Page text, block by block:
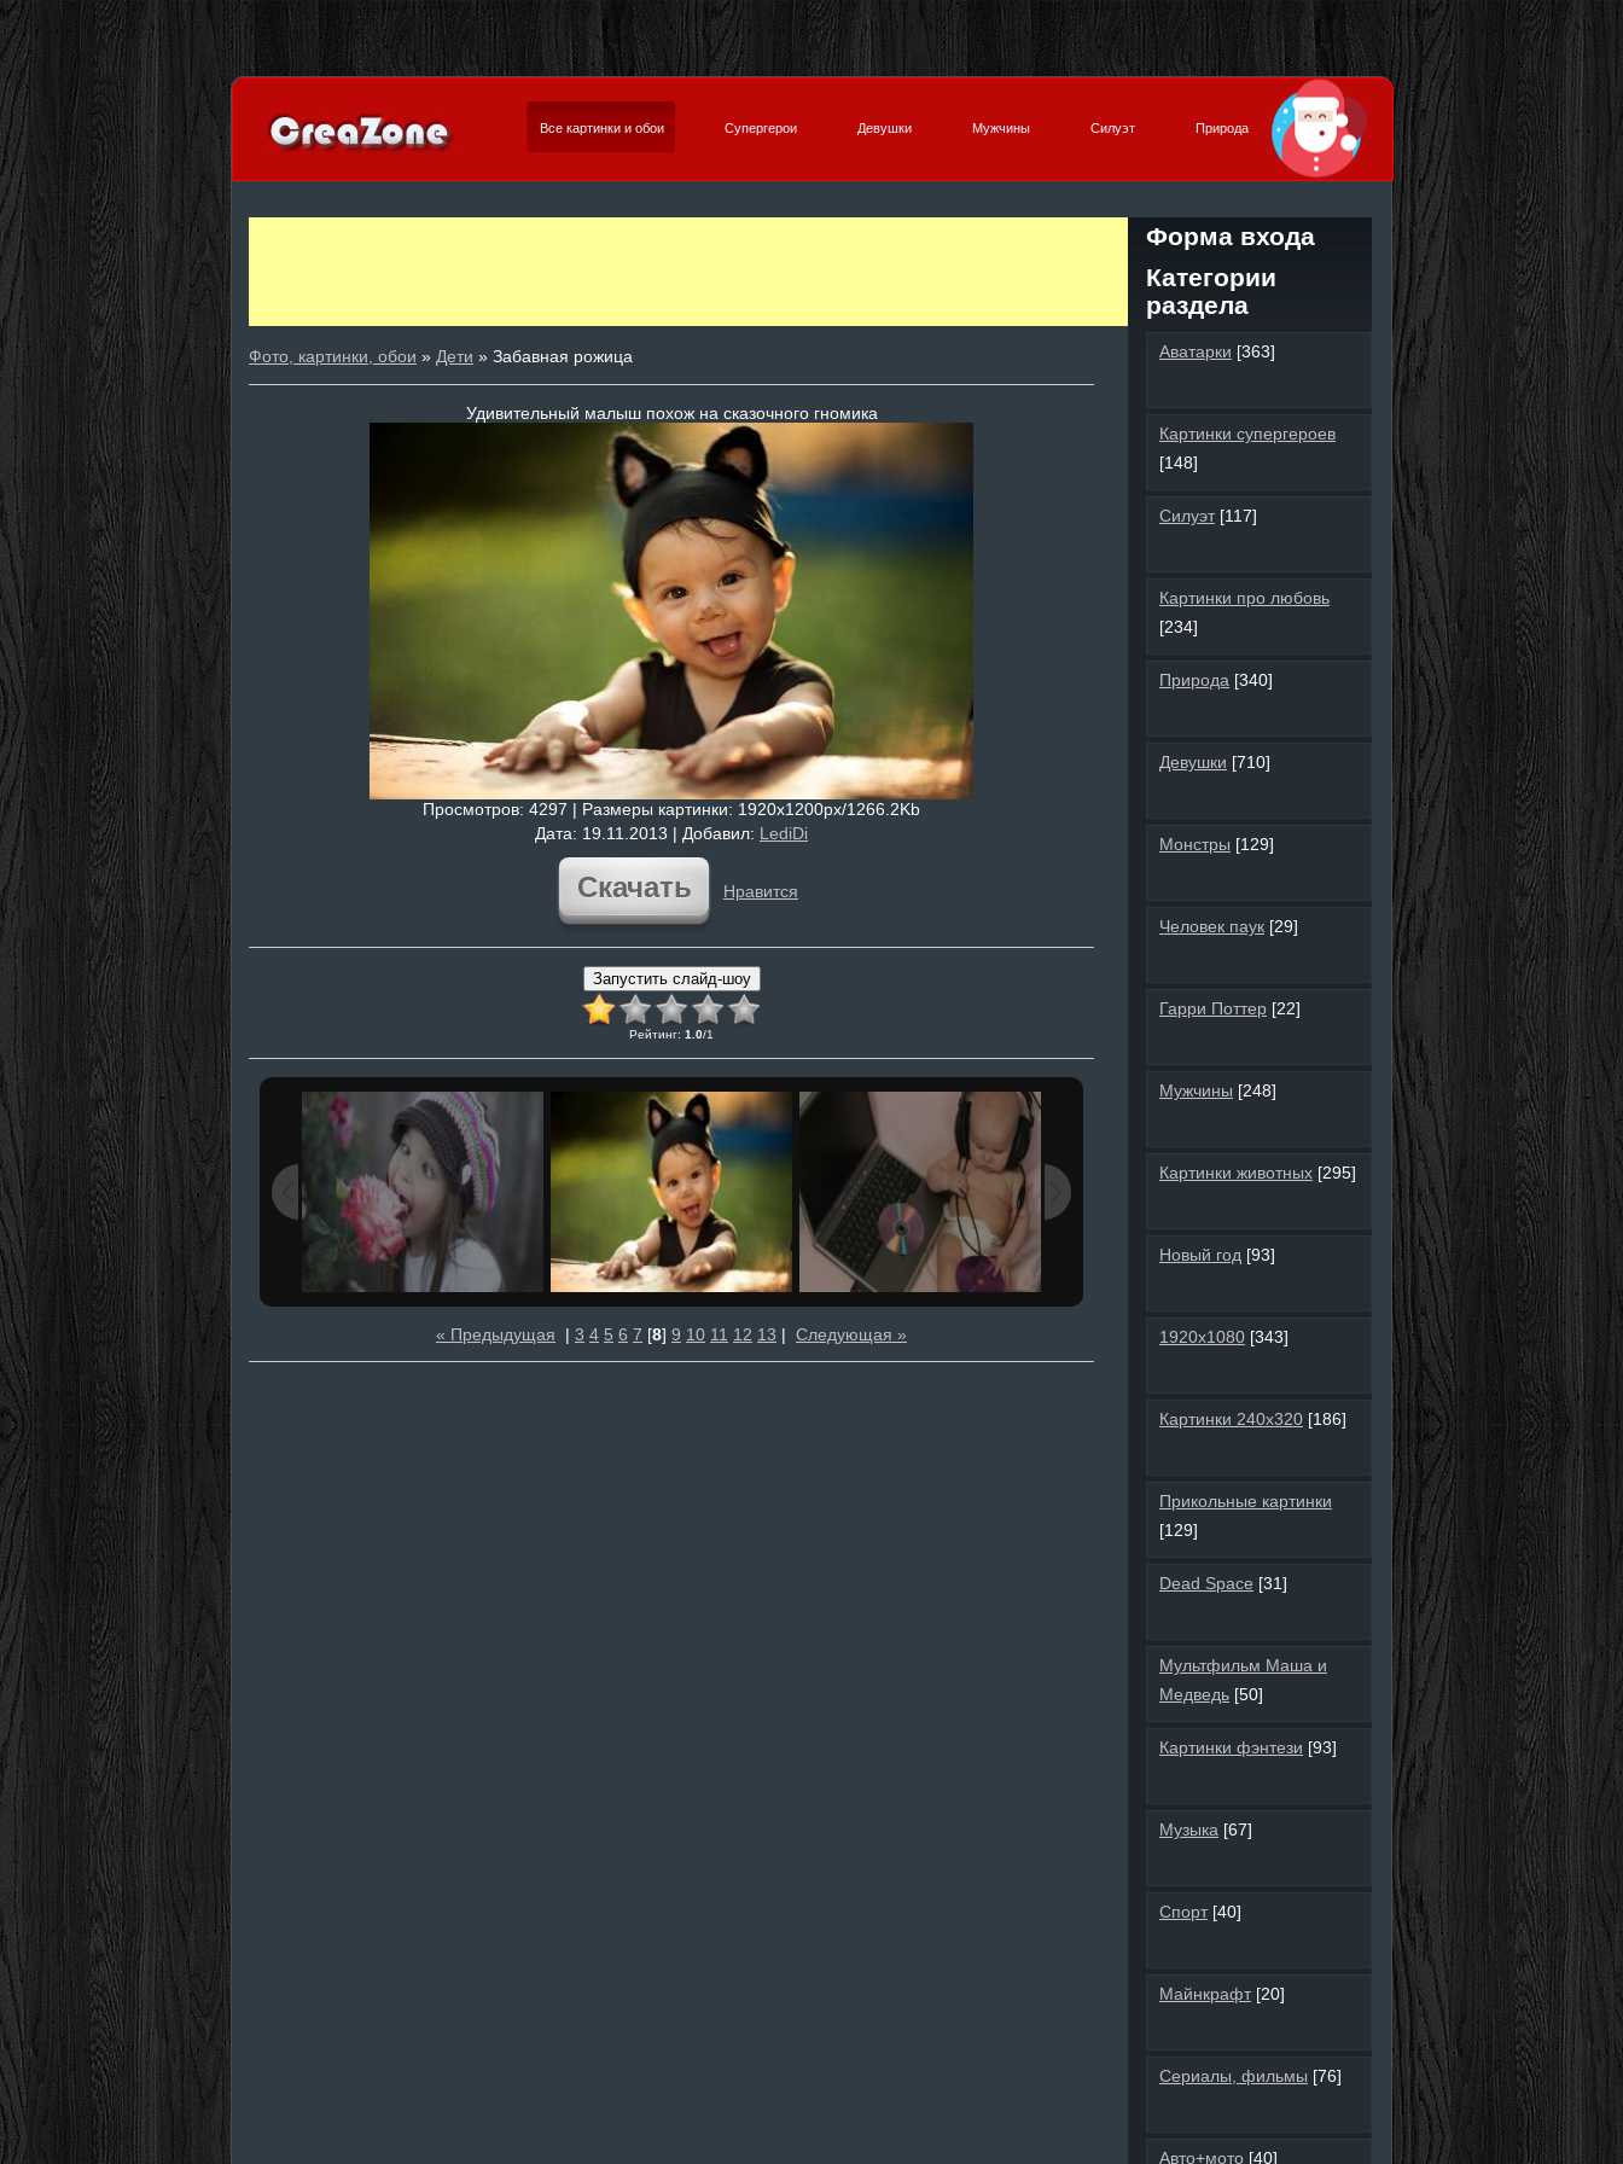
Все картинки и обои Супергерои Девушки Мужчины Силуэт Природа
Фото, картинки, обои » Дети » Забавная рожица
Удивительный малыш похож на сказочного гномика
Просмотров: 4297 | Размеры картинки: 1920x1200px/1266.2Kb
Дата: 19.11.2013 | Добавил: LediDi
Скачать Нравится
Рейтинг: 1.0/1
« Предыдущая | 3 4 5 6 7 [8] 9 10 11 12 13 | Следующая »
Форма входа
Категории
раздела
Аватарки [363]
Картинки супергероев
[148]
Силуэт [117]
Картинки про любовь
[234]
Природа [340]
Девушки [710]
Монстры [129]
Человек паук [29]
Гарри Поттер [22]
Мужчины [248]
Картинки животных [295]
Новый год [93]
1920х1080 [343]
Картинки 240х320 [186]
Прикольные картинки
[129]
Dead Space [31]
Мультфильм Маша и
Медведь [50]
Картинки фэнтези [93]
Музыка [67]
Спорт [40]
Майнкрафт [20]
Сериалы, фильмы [76]
Авто+мото [40]